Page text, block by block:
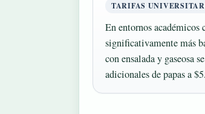
TARIFAS
En entornos
significativamente más
con ensalada y gaseosa
adicionales de papas a